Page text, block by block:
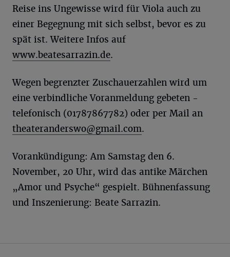
Reise ins Ungewisse wird für Viola auch zu
einer Begegnung mit sich selbst, bevor es zu
spät ist. Weitere Infos auf
www.beatesarrazin.de.
Wegen begrenzter Zuschauerzahlen wird um
eine verbindliche Voranmeldung gebeten -
telefonisch (01787867782) oder per Mail an
theateranderswo@gmail.com.
Vorankündigung: Am Samstag den 6.
November, 20 Uhr, wird das antike Märchen
„Amor und Psyche“ gespielt. Bühnenfassung
und Inszenierung: Beate Sarrazin.